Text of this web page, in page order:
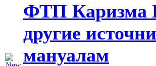
ФТП Каризма
другие
мануалам